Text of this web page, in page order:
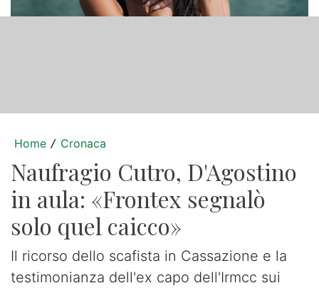
Home / Cronaca
Naufragio Cutro, D'Agostino
in aula: «Frontex segnalò
solo quel caicco»
Il ricorso dello scafista in Cassazione e la
testimonianza dell'ex capo dell'Irmcc sui